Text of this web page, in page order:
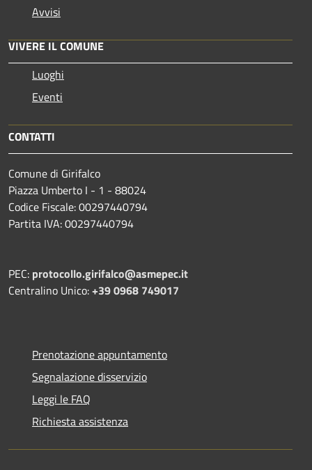
Avvisi
VIVERE IL COMUNE
Luoghi
Eventi
CONTATTI
Comune di Girifalco
Piazza Umberto I - 1 - 88024
Codice Fiscale: 00297440794
Partita IVA: 00297440794
PEC: protocollo.girifalco@asmepec.it
Centralino Unico:+39 0968 749017
Prenotazione appuntamento
Segnalazione disservizio
Leggi le FAQ
Richiesta assistenza